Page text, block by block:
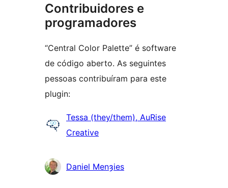
Contribuidores e
programadores
“Central Color Palette” é software
de código aberto. As seguintes
pessoas contribuíram para este
plugin:
Contribuidores
Tessa (they/them), AuRise
Creative
Daniel Menȝies